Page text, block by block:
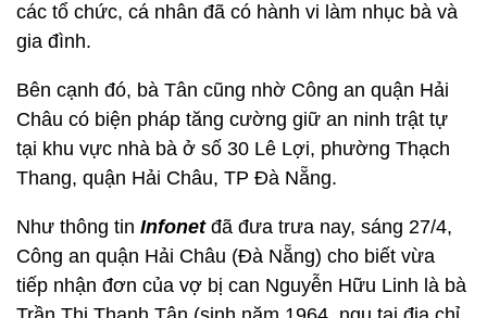
các tổ chức, cá nhân đã có hành vi làm nhục bà và
gia đình.
Bên cạnh đó, bà Tân cũng nhờ Công an quận Hải
Châu có biện pháp tăng cường giữ an ninh trật tự
tại khu vực nhà bà ở số 30 Lê Lợi, phường Thạch
Thang, quận Hải Châu, TP Đà Nẵng.
Như thông tin Infonetđã đưa trưa nay, sáng 27/4,
Công an quận Hải Châu (Đà Nẵng) cho biết vừa
tiếp nhận đơn của vợ bị can Nguyễn Hữu Linh là bà